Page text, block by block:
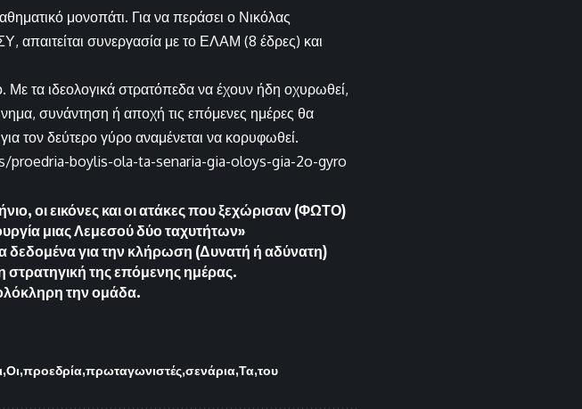
μονοπάτι. Για να περάσει ο Νικόλας
συνεργασία με το ΕΛΑΜ (8 έδρες) και
τα ιδεολογικά στρατόπεδα να έχουν ήδη οχυρωθεί,
συνάντηση ή αποχή τις επόμενες ημέρες θα
τον δεύτερο γύρο αναμένεται να κορυφωθεί.
boylis-ola-ta-senaria-gia-oloys-gia-2o-gyro
οι εικόνες και οι ατάκες που ξεχώρισαν (ΦΩΤΟ)
μιας Λεμεσού δύο ταχυτήτων»
δεδομένα για την κλήρωση (Δυνατή ή αδύνατη)
στρατηγική της επόμενης ημέρας.
την ομάδα.
Οι προεδρία πρωταγωνιστές σενάρια Τα του